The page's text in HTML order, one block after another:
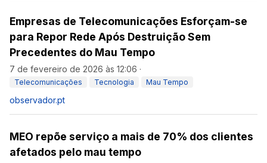
Empresas de Telecomunicações Esforçam-se
para Repor Rede Após Destruição Sem
Precedentes do Mau Tempo
7 de fevereiro de 2026 às 12:06 ·
Telecomunicações Tecnologia Mau Tempo
observador.pt
MEO repõe serviço a mais de 70% dos clientes
afetados pelo mau tempo